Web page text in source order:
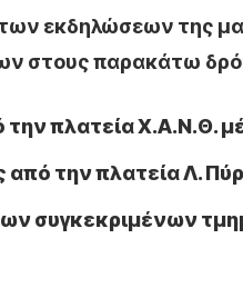
εκδηλώσεων της
στους παρακάτω
πλατεία Χ.Α.Ν.Θ.
την πλατεία Λ.
συγκεκριμένων